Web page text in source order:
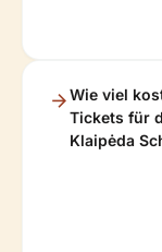
Wie viel
Tickets für
Klaipėda